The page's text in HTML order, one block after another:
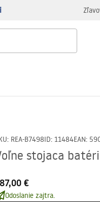
: REA-B7498ID: 11484EAN:
stojaca
€
Odoslanie zajtra.